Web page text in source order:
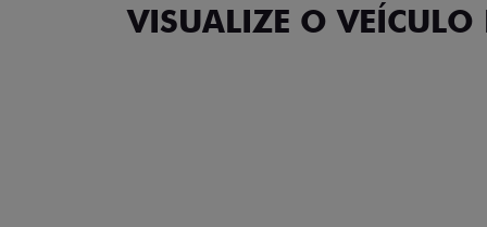
VISUALIZE O VEÍCULO